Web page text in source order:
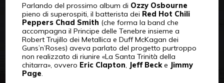
Parlando del prossimo album di Ozzy Osbourne
pieno di superospiti, il batterista dei Red Hot Chili
Peppers Chad Smith (che forma la band che
accompagna il Principe delle Tenebre insieme a
Robert Trujillo dei Metallica e Duff McKagan dei
Guns’n’Roses) aveva parlato del progetto purtroppo
non realizzato di riunire «La Santa Trinità della
chitarra», ovvero Eric Clapton Jeff Becke Jimmy
Page